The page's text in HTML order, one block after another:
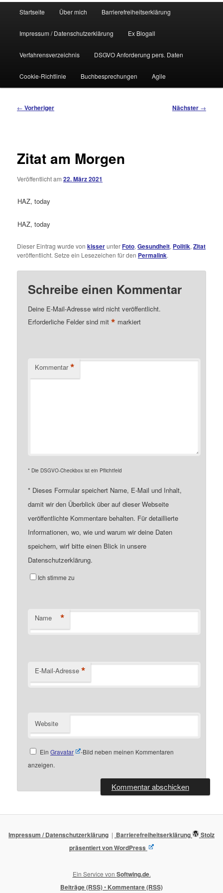
Startseite Über mich Barrierefreiheitserklärung
Impressum / Datenschutzerklärung Ex Blogall
Verfahrensverzeichnis DSGVO Anforderung pers. Daten
Cookie-Richtlinie Buchbesprechungen Agile
Beitragsnavigation
← Vorheriger Nächster →
Zitat am Morgen
Veröffentlicht am22. März 2021
HAZ, today
HAZ, today
Dieser Eintrag wurde vonkisserunterFoto,Gesundheit, Politik,Zitat
veröffentlicht. Setze ein Lesezeichen für den Permalink.
Schreibe einen Kommentar
Deine E-Mail-Adresse wird nicht veröffentlicht.
Erforderliche Felder sind mit* markiert
Kommentar *
* Die DSGVO-Checkbox ist ein Pflichtfeld
* Dieses Formular speichert Name, E-Mail und Inhalt,
damit wir den Überblick über auf dieser Webseite
veröffentlichte Kommentare behalten. Für detaillierte
Informationen, wo, wie und warum wir deine Daten
speichern, wirf bitte einen Blick in unsere
Datenschutzerklärung.
Ich stimme zu
Name *
E-Mail-Adresse *
Website
Ein Gravatar
-Bild neben meinen Kommentaren
anzeigen.
Impressum / Datenschutzerklärung Barrierefreiheitserklärung
Stolz
präsentiert von WordPress
Ein Service von Softwing.de.
Beiträge (RSS)• Kommentare (RSS)